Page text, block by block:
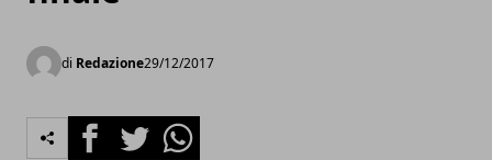
di Redazione29/12/2017
FacebookTwitterWhatsapp